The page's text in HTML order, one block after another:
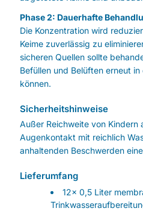
Phase 2: Dauerhafte
Die Konzentration wird
Keime zuverlässig zu
sicheren Quellen sollte
Befüllen und Belüften erneut
können.
Sicherheitshinweise
Außer Reichweite von Kindern
Augenkontakt mit reichlich
anhaltenden Beschwerden
Lieferumfang
12x 0,5 Liter